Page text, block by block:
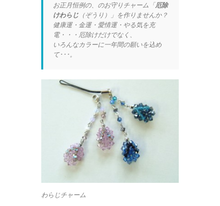
お正月恒例の、のお守りチャーム「厄除
けわらじ （ぞうり）」を作りませんか？
健康運・金運・愛情運・やる気を充
電・・・厄除けだけでなく、
いろんなカラーに一年間の願いを込め
て･･･。
わらじチャーム